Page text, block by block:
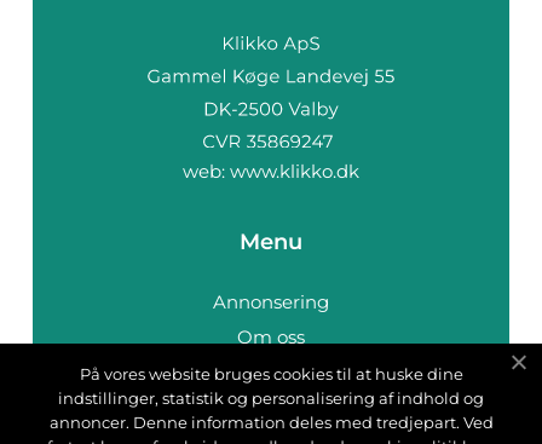
web: www.klikko.dk
Menu
Annonsering
Om oss
Cookies
Kontakta oss
På vores website bruges cookies til at huske dine
indstillinger, statistik og personalisering af indhold og
annoncer. Denne information deles med tredjepart. Ved